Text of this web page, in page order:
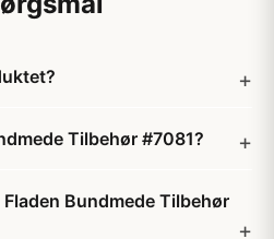
Tilbehør #7081?
Bundmede Tilbehør